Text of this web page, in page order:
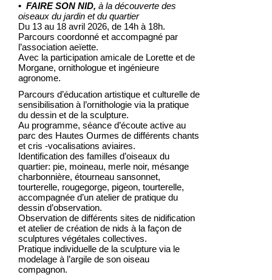
• FAIRE SON NID, à la découverte des
oiseaux du jardin et du quartier
Du 13 au 18 avril 2026, de 14h à 18h.
Parcours coordonné et accompagné par
l’association aeïette.
Avec la participation amicale de Lorette et de
Morgane, ornithologue et ingénieure
agronome.
Parcours d’éducation artistique et culturelle de
sensibilisation à l’ornithologie via la pratique
du dessin et de la sculpture.
Au programme, séance d’écoute active au
parc des Hautes Ourmes de différents chants
et cris -vocalisations aviaires.
Identification des familles d’oiseaux du
quartier: pie, moineau, merle noir, mésange
charbonnière, étourneau sansonnet,
tourterelle, rougegorge, pigeon, tourterelle,
accompagnée d’un atelier de pratique du
dessin d’observation.
Observation de différents sites de nidification
et atelier de création de nids à la façon de
sculptures végétales collectives.
Pratique individuelle de la sculpture via le
modelage à l’argile de son oiseau
compagnon.